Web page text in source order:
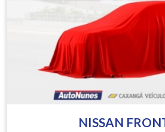
NISSAN